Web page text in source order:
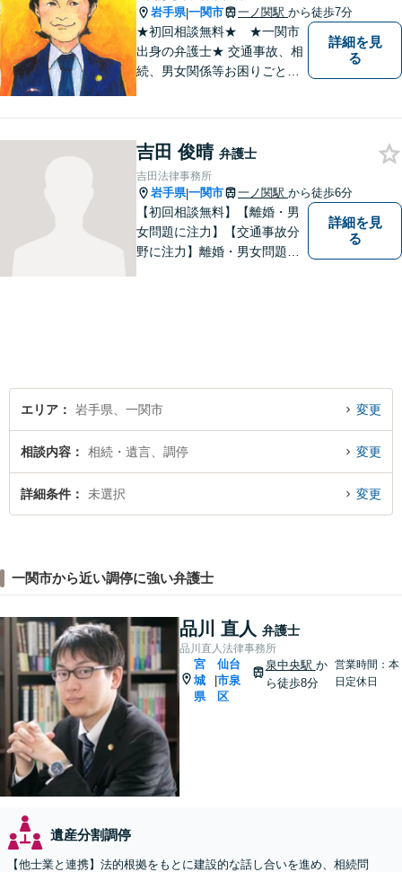
岩手県|一関市 一ノ関駅 から徒歩7分
★初回相談無料★ ★一関市
出身の弁護士★ 交通事故、相
続、男女関係等お困りごとが
詳細を見
る
吉田 俊晴 弁護士
吉田法律事務所
岩手県|一関市 一ノ関駅 から徒歩6分
【初回相談無料】【離婚・男
女問題に注力】【交通事故分
野に注力】離婚・男女問題、
詳細を見
る
エリア 岩手県、一関市 変更
相談内容 相続・遺言、調停 変更
詳細条件 未選択 変更
一関市から近い調停に強い弁護士
品川 直人 弁護士
品川直人法律事務所
宮
城
県
仙台
市泉
区
泉中央駅 か
ら徒歩8分
営業時間：本
日定休日
遺産分割調停
【他士業と連携】法的根拠をもとに建設的な話し合いを進め、相続問